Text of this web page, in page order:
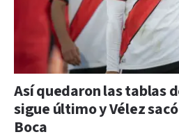
Así quedaron las tablas
sigue último y Vélez
Boca